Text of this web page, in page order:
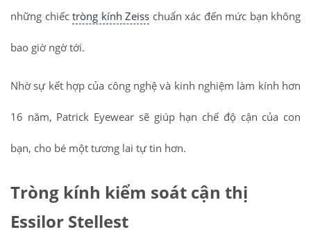
những chiếc tròng kính Zeiss chuẩn xác đến mức bạn không
bao giờ ngờ tới.
Nhờ sự kết hợp của công nghệ và kinh nghiệm làm kính hơn
16 năm, Patrick Eyewear sẽ giúp hạn chế độ cận của con
bạn, cho bé một tương lai tự tin hơn.
Tròng kính kiểm soát cận thị
Essilor Stellest